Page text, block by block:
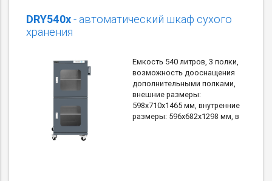
DRY540x- автоматический шкаф сухого
хранения
Емкость 540 литров, 3 полки,
возможность дооснащения
дополнительными полками,
внешние размеры:
598х710х1465 мм, внутренние
размеры: 596х682х1298 мм, в